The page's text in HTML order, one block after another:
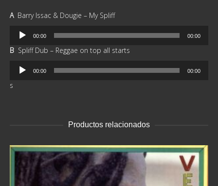
A Barry Issac & Dougie – My Spliff
Reproductor
audio
00:00 00:00
B Spliff Dub – Reggae on top all starts
Reproductor
audio
00:00 00:00
s
Productos relacionados